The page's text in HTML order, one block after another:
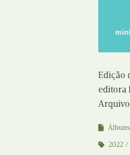
Edição
editora
Álbuns
2022